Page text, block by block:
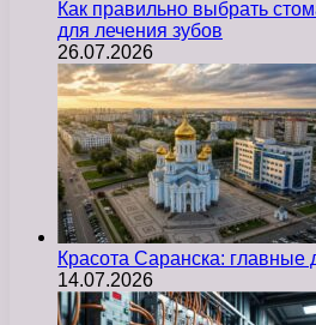
Как правильно выбрать
для лечения зубов
26.07.2026
Красота Саранска: главные
14.07.2026